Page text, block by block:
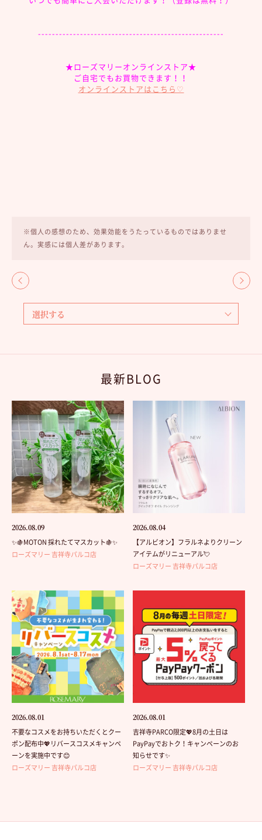
-----------------------------------------------------
★ローズマリーオンラインストア★
ご自宅でもお買物できます！！
オンラインストアはこちら♡
※個人の感想のため、効果効能をうたっているものではありませ
ん。実感には個人差があります。
最新BLOG
2026.08.09
✨🍇MOTON 採れたてマスカット🍇✨
ローズマリー 吉祥寺パルコ店
2026.08.04
【アルビオン】フラルネよりクリーン
アイテムがリニューアル💘
ローズマリー 吉祥寺パルコ店
2026.08.01
不要なコスメをお持ちいただくとクー
ポン配布中💖リバースコスメキャンペ
ーンを実施中です😊
ローズマリー 吉祥寺パルコ店
2026.08.01
吉祥寺PARCO限定💖8月の土日は
PayPayでおトク！キャンペーンのお
知らせです✨
ローズマリー 吉祥寺パルコ店